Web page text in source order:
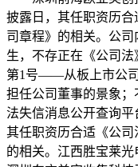
披露日，其任职资历
司章程》的相关。公司
生，不存正在《公司
第1号——从板上市公
担任公司董事的景象
法失信消息公开查询平
其任职资历合适《公司
的相关。江西胜宝莱光